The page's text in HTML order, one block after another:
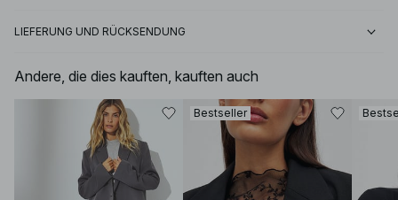
LIEFERUNG UND RÜCKSENDUNG
Andere, die dies kauften, kauften auch
Bestseller